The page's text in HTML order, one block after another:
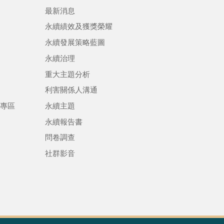
區
最新消息
永續績效及獲獎榮耀
永續發展策略藍圖
永續治理
重大主題分析
利害關係人溝通
永續主題
永續報告書
問卷調查
社群影音